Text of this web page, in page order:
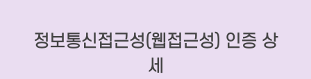
정보통신접근성(웹접근성) 인증 상
세